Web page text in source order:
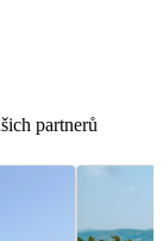
partnerů